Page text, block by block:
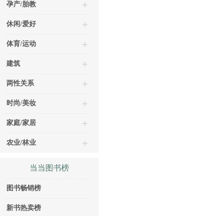
孕产/胎教
休闲/爱好
体育/运动
建筑
两性关系
时尚/美妆
家庭/家居
农业/林业
当当图书榜
图书畅销榜
新书热卖榜